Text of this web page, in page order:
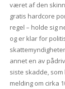
været af den
gratis hardcore
regel – holde sig
og er klar for
annet en av
siste skadde,
melding om cirka